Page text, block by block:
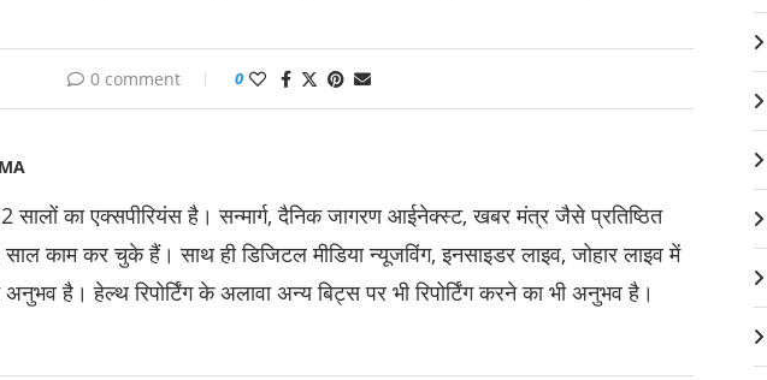
0 comment 0
सालों का एक्सपीरियंस है। सन्मार्ग, दैनिक जागरण आईनेक्स्ट, खबर मंत्र जैसे प्रतिष्ठित
काम कर चुके हैं। साथ ही डिजिटल मीडिया न्यूजविंग, इनसाइडर लाइव, जोहार लाइव में
है। हेल्थ रिपोर्टिंग के अलावा अन्य बिट्स पर भी रिपोर्टिंग करने का भी अनुभव है।